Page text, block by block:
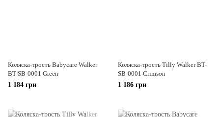
Коляска-трость Babycare Walker
BT-SB-0001 Green
1 184 грн
Коляска-трость Tilly Walker BT-
SB-0001 Crimson
1 186 грн